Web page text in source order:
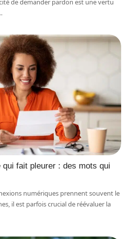
de demander pardon est une vertu
qui fait pleurer : des mots qui
numériques prennent souvent le
il est parfois crucial de réévaluer la